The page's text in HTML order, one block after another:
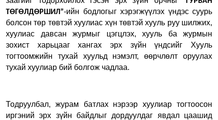
ТӨГӨЛДӨРШИЛ”-ийн бодлогыг хэрэгжүүлэх үндэс суурь
болсон төр төвтэй хуулиас хүн төвтэй хууль руу шилжих,
хуулиас давсан журмыг цэгцлэх, хууль ба журмын
зохист харьцааг хангах эрх зүйн үндсийг Хууль
тогтоомжийн тухай хуульд нэмэлт, өөрчлөлт оруулах
тухай хуулиар бий болгож чадлаа.
Тодруулбал, журам батлах нэрээр хуулиар тогтоосон
иргэний эрх зүйн байдлыг дордуулдаг явдал цаашид